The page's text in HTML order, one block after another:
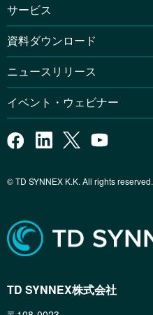
サービス
資料ダウンロード
ニュースリリース
イベント・ウェビナー
© TD SYNNEX K.K. All rights reserved.
TD SYNNEX株式会社